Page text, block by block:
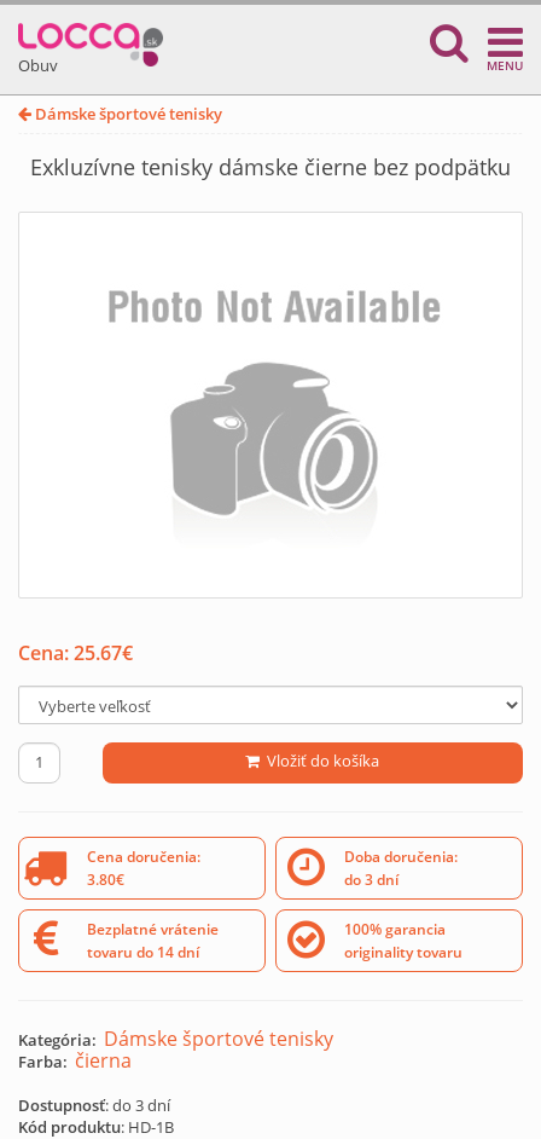
Obuv MENU
Dámske športové tenisky
Exkluzívne tenisky dámske čierne bez podpätku
Cena:25.67€
Vložiť do košíka
Cena doručenia:
3.80€
Doba doručenia:
do 3 dní
Bezplatné vrátenie
tovaru do 14 dní
100% garancia
originality tovaru
Kategória: Dámske športové tenisky
Farba: čierna
Dostupnosť: do 3 dní
Kód produktu: HD-1B